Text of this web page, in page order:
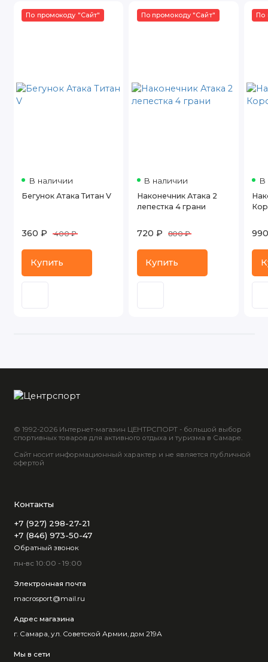
По промокоду "Сайт"
В наличии
Бегунок Атака Титан V
360 ₽ 400 ₽
Купить
По промокоду "Сайт"
В наличии
Наконечник Атака 2
лепестка 4 грани
720 ₽ 800 ₽
Купить
По
В
© 1992-2026 Интернет-магазин ЦЕНТРСПОРТ - большой выбор
спортивных товаров для активного отдыха и туризма в Самаре.
Сайт носит информационный характер и не является публичной
офертой
Контакты
+7 (927) 298-27-21
+7 (846) 973-50-47
Обратный звонок
пн-вс 10:00 - 19:00
Электронная почта
macrosport@mail.ru
Адрес магазина
г. Самара, ул. Советской Армии, дом 219А
Мы в сети